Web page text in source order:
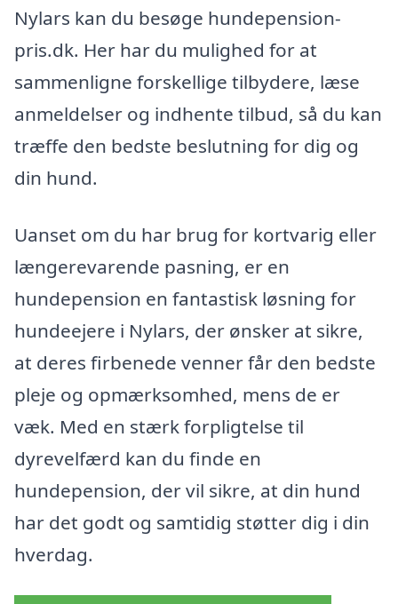
Nylars kan du besøge hundepension-
pris.dk. Her har du mulighed for at
sammenligne forskellige tilbydere, læse
anmeldelser og indhente tilbud, så du kan
træffe den bedste beslutning for dig og
din hund.
Uanset om du har brug for kortvarig eller
længerevarende pasning, er en
hundepension en fantastisk løsning for
hundeejere i Nylars, der ønsker at sikre,
at deres firbenede venner får den bedste
pleje og opmærksomhed, mens de er
væk. Med en stærk forpligtelse til
dyrevelfærd kan du finde en
hundepension, der vil sikre, at din hund
har det godt og samtidig støtter dig i din
hverdag.